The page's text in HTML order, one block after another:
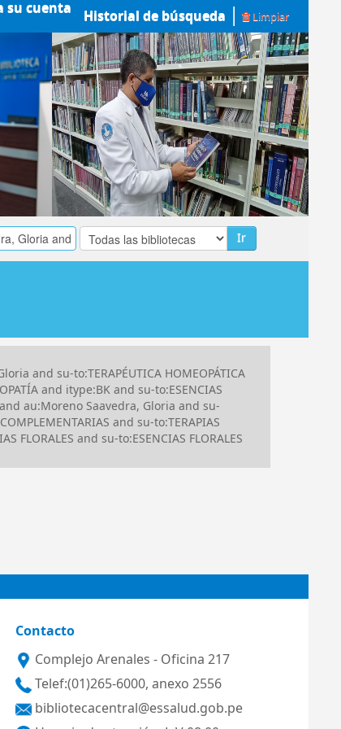
su cuenta Historial de búsqueda Limpiar
Ir
and su-to:TERAPÉUTICA HOMEOPÁTICA
and itype:BK and su-to:ESENCIAS
au:Moreno Saavedra, Gloria and su-
and su-to:TERAPIAS
FLORALES and su-to:ESENCIAS FLORALES
Contacto
Complejo Arenales - Oficina 217
Telef:(01)265-6000, anexo 2556
bibliotecacentral@essalud.gob.pe